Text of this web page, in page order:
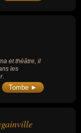
et théâtre, il
les
Tombe ►